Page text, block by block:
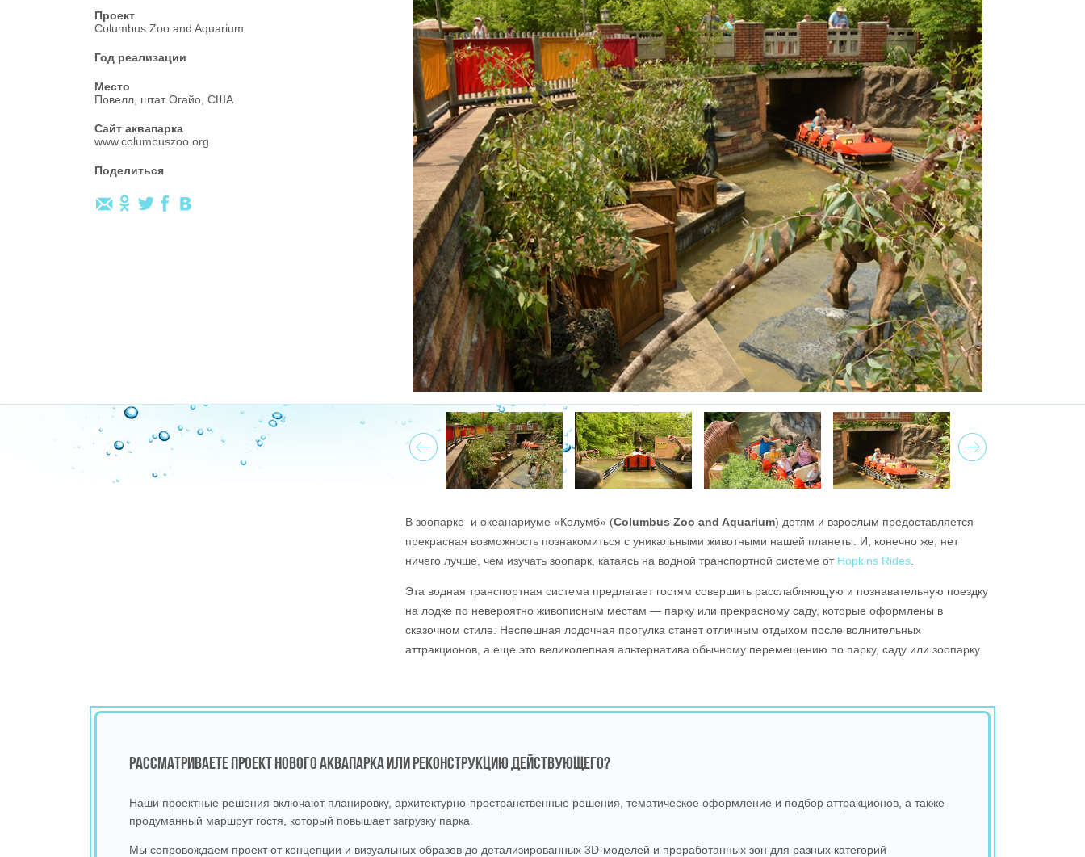
Prev Next
Проект
Columbus Zoo and Aquarium
Год реализации
Место
Повелл, штат Огайо, США
Сайт аквапарка
www.columbuszoo.org
Поделиться
В зоопарке и океанариуме «Колумб» (Columbus Zoo and Aquarium) детям и взрослым предоставляется
прекрасная возможность познакомиться с уникальными животными нашей планеты. И, конечно же, нет
ничего лучше, чем изучать зоопарк, катаясь на водной транспортной системе от Hopkins Rides
Эта водная транспортная система предлагает гостям совершить расслабляющую и познавательную поездку
на лодке по невероятно живописным местам — парку или прекрасному саду, которые оформлены в
сказочном стиле. Неспешная лодочная прогулка станет отличным отдыхом после волнительных
аттракционов, а еще это великолепная альтернатива обычному перемещению по парку, саду или зоопарку.
РАССМАТРИВАЕТЕ ПРОЕКТ НОВОГО АКВАПАРКА ИЛИ РЕКОНСТРУКЦИЮ ДЕЙСТВУЮЩЕГО?
Наши проектные решения включают планировку, архитектурно‑пространственные решения, тематическое оформление и подбор аттракционов, а также
продуманный маршрут гостя, который повышает загрузку парка.
Мы сопровождаем проект от концепции и визуальных образов до детализированных 3D‑моделей и проработанных зон для разных категорий